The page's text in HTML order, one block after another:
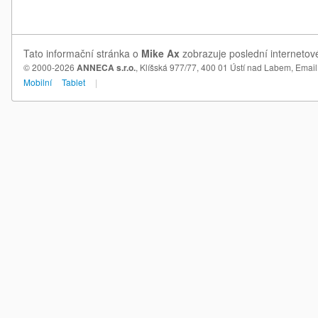
Tato informační stránka o Mike Ax zobrazuje poslední
© 2000-2026 ANNECA s.r.o., Klíšská 977/77, 400 01 Ústí nad Labem,
Mobilní
Tablet |